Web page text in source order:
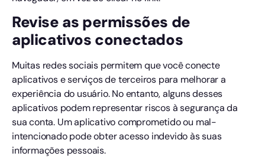
Revise as permissões de
aplicativos conectados
Muitas redes sociais permitem que você conecte
aplicativos e serviços de terceiros para melhorar a
experiência do usuário. No entanto, alguns desses
aplicativos podem representar riscos à segurança da
sua conta. Um aplicativo comprometido ou mal-
intencionado pode obter acesso indevido às suas
informações pessoais.